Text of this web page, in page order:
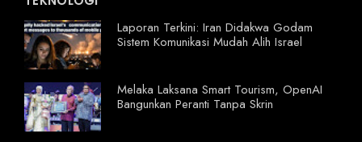
Laporan Terkini: Iran Didakwa Godam
Sistem Komunikasi Mudah Alih Israel
Melaka Laksana Smart Tourism, OpenAI
Bangunkan Peranti Tanpa Skrin